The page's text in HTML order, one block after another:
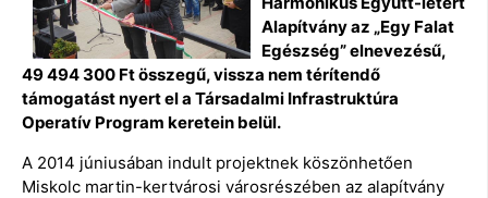
Alapítvány az „Egy Falat
Egészség” elnevezésű,
49 494 300 Ft összegű, vissza nem térítendő
támogatást nyert el a Társadalmi Infrastruktúra
Operatív Program keretein belül.
A 2014 júniusában indult projektnek köszönhetően
Miskolc martin-kertvárosi városrészében az alapítvány